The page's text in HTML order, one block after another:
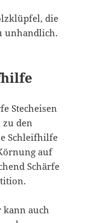
die
unhandlich.
Stecheisen
den
Schleifhilfe
auf
Schärfe
kann auch